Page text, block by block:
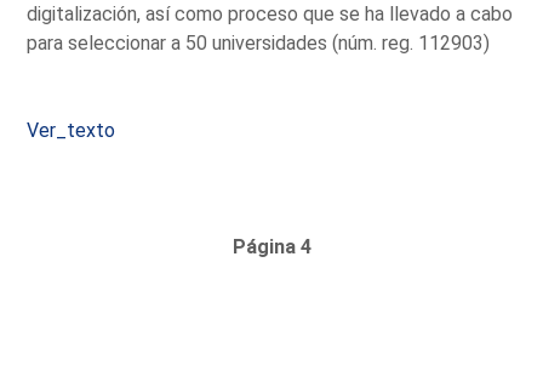
digitalización, así como proceso que se ha llevado a cabo
para seleccionar a 50 universidades (núm. reg. 112903)
Ver_texto
Página 4